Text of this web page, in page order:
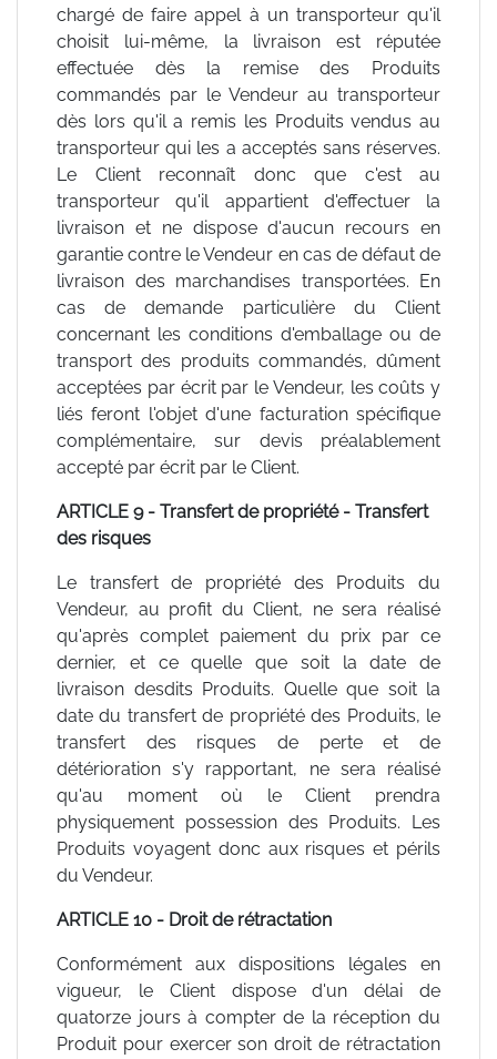
chargé de faire appel à un transporteur qu'il
choisit lui-même, la livraison est réputée
effectuée dès la remise des Produits
commandés par le Vendeur au transporteur
dès lors qu'il a remis les Produits vendus au
transporteur qui les a acceptés sans réserves.
Le Client reconnaît donc que c'est au
transporteur qu'il appartient d'effectuer la
livraison et ne dispose d'aucun recours en
garantie contre le Vendeur en cas de défaut de
livraison des marchandises transportées. En
cas de demande particulière du Client
concernant les conditions d'emballage ou de
transport des produits commandés, dûment
acceptées par écrit par le Vendeur, les coûts y
liés feront l'objet d'une facturation spécifique
complémentaire, sur devis préalablement
accepté par écrit par le Client.
ARTICLE 9 - Transfert de propriété - Transfert
des risques
Le transfert de propriété des Produits du
Vendeur, au profit du Client, ne sera réalisé
qu'après complet paiement du prix par ce
dernier, et ce quelle que soit la date de
livraison desdits Produits. Quelle que soit la
date du transfert de propriété des Produits, le
transfert des risques de perte et de
détérioration s'y rapportant, ne sera réalisé
qu'au moment où le Client prendra
physiquement possession des Produits. Les
Produits voyagent donc aux risques et périls
du Vendeur.
ARTICLE 10 - Droit de rétractation
Conformément aux dispositions légales en
vigueur, le Client dispose d'un délai de
quatorze jours à compter de la réception du
Produit pour exercer son droit de rétractation